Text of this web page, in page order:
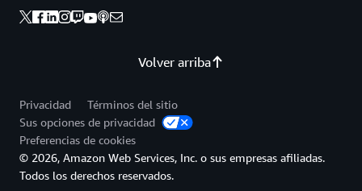
Volver arriba
Privacidad
Términos del sitio
Sus opciones de privacidad
Preferencias de cookies
© 2026, Amazon Web Services, Inc. o sus empresas afiliadas.
Todos los derechos reservados.